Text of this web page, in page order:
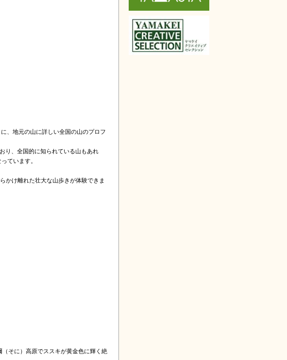
、地元の山に詳しい全国の山のプロフ
り、全国的に知られている山もあれ
ています。
かけ離れた壮大な山歩きが体験できま
そに）高原でススキが黄金色に輝く絶